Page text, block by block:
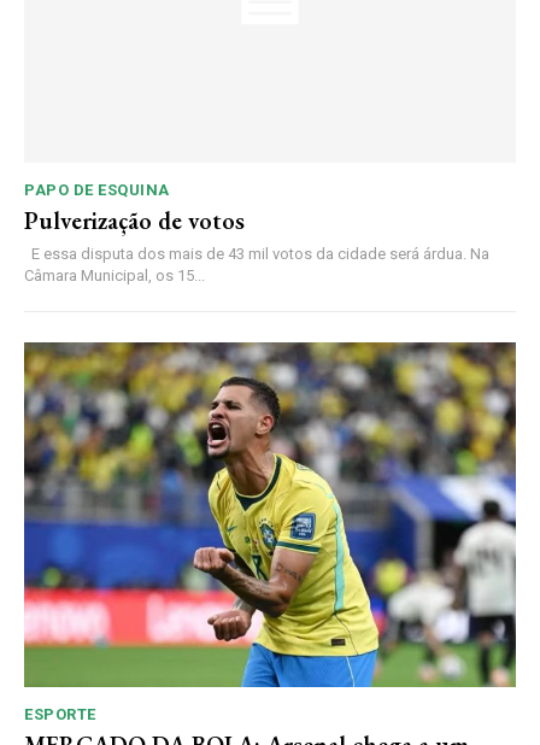
PAPO DE ESQUINA
Pulverização de votos
E essa disputa dos mais de 43 mil votos da cidade será árdua. Na
Câmara Municipal, os 15...
ESPORTE